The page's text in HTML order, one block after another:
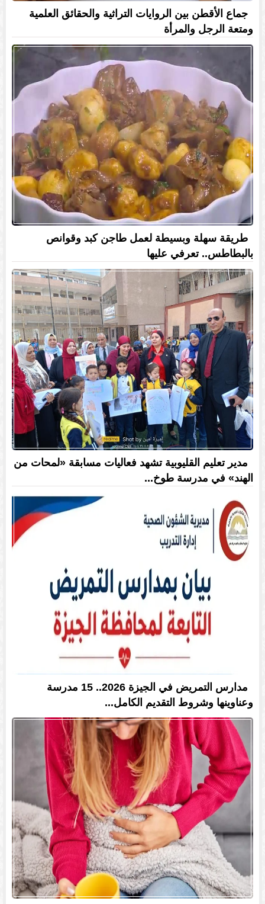
جماع الأقطن بين الروايات التراثية والحقائق العلمية
ومتعة الرجل والمرأة
طريقة سهلة وبسيطة لعمل طاجن كبد وقوانص
بالبطاطس.. تعرفي عليها
مدير تعليم القليوبية تشهد فعاليات مسابقة «لمحات من
الهند» في مدرسة طوخ...
مدارس التمريض في الجيزة 2026.. 15 مدرسة
وعناوينها وشروط التقديم الكامل...